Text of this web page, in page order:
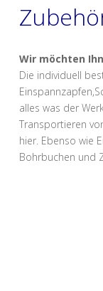
Wir möchten
Die individuell
alles was der
Transportieren
hier. Ebenso wie
Bohrbuchen und